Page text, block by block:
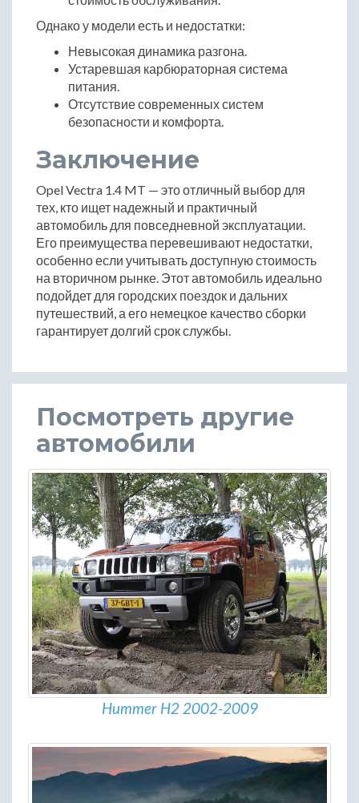
Однако у модели есть и недостатки:
Невысокая динамика разгона.
Устаревшая карбюраторная система
питания.
Отсутствие современных систем
безопасности и комфорта.
Заключение
Opel Vectra 1.4 MT — это отличный выбор для
тех, кто ищет надежный и практичный
автомобиль для повседневной эксплуатации.
Его преимущества перевешивают недостатки,
особенно если учитывать доступную стоимость
на вторичном рынке. Этот автомобиль идеально
подойдет для городских поездок и дальних
путешествий, а его немецкое качество сборки
гарантирует долгий срок службы.
Посмотреть другие
автомобили
Hummer H2 2002-2009